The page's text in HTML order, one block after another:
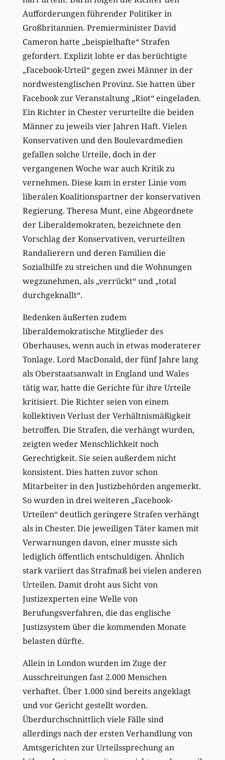
Aufforderungen führender Politiker in
Großbritannien. Premierminister David
Cameron hatte „beispielhafte“ Strafen
gefordert. Explizit lobte er das berüchtigte
„Facebook-Urteil“ gegen zwei Männer in der
nordwestenglischen Provinz. Sie hatten über
Facebook zur Veranstaltung „Riot“ eingeladen.
Ein Richter in Chester verurteilte die beiden
Männer zu jeweils vier Jahren Haft. Vielen
Konservativen und den Boulevardmedien
gefallen solche Urteile, doch in der
vergangenen Woche war auch Kritik zu
vernehmen. Diese kam in erster Linie vom
liberalen Koalitionspartner der konservativen
Regierung. Theresa Munt, eine Abgeordnete
der Liberaldemokraten, bezeichnete den
Vorschlag der Konservativen, verurteilten
Randalierern und deren Familien die
Sozialhilfe zu streichen und die Wohnungen
wegzunehmen, als „verrückt“ und „total
durchgeknallt“.
Bedenken äußerten zudem
liberaldemokratische Mitglieder des
Oberhauses, wenn auch in etwas moderaterer
Tonlage. Lord MacDonald, der fünf Jahre lang
als Oberstaatsanwalt in England und Wales
tätig war, hatte die Gerichte für ihre Urteile
kritisiert. Die Richter seien von einem
kollektiven Verlust der Verhältnismäßigkeit
betroffen. Die Strafen, die verhängt wurden,
zeigten weder Menschlichkeit noch
Gerechtigkeit. Sie seien außerdem nicht
konsistent. Dies hatten zuvor schon
Mitarbeiter in den Justizbehörden angemerkt.
So wurden in drei weiteren „Facebook-
Urteilen“ deutlich geringere Strafen verhängt
als in Chester. Die jeweiligen Täter kamen mit
Verwarnungen davon, einer musste sich
lediglich öffentlich entschuldigen. Ähnlich
stark variiert das Strafmaß bei vielen anderen
Urteilen. Damit droht aus Sicht von
Justizexperten eine Welle von
Berufungsverfahren, die das englische
Justizsystem über die kommenden Monate
belasten dürfte.
Allein in London wurden im Zuge der
Ausschreitungen fast 2.000 Menschen
verhaftet. Über 1.000 sind bereits angeklagt
und vor Gericht gestellt worden.
Überdurchschnittlich viele Fälle sind
allerdings nach der ersten Verhandlung von
Amtsgerichten zur Urteilssprechung an